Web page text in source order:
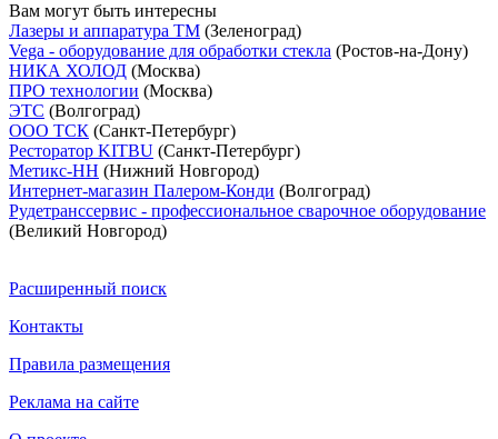
Вам могут быть интересны
Лазеры и аппаратура ТМ (Зеленоград)
Vega - оборудование для обработки стекла (Ростов-на-Дону)
НИКА ХОЛОД (Москва)
ПРО технологии (Москва)
ЭТС (Волгоград)
ООО ТСК (Санкт-Петербург)
Ресторатор KITBU (Санкт-Петербург)
Метикс-НН (Нижний Новгород)
Интернет-магазин Палером-Конди (Волгоград)
Рудетранссервис - профессиональное сварочное оборудование
(Великий Новгород)
Расширенный поиск
Контакты
Правила размещения
Реклама на сайте